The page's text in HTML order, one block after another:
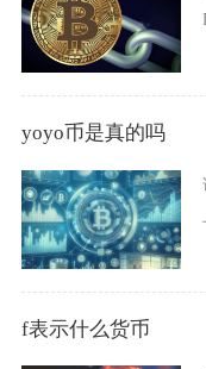
yoyo币是真的吗
f表示什么货币